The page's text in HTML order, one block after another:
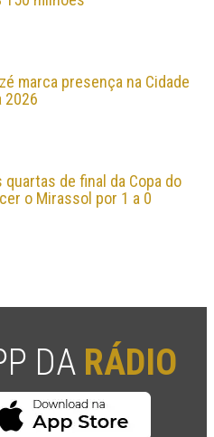
marca presença na Cidade
2026
quartas de final da Copa do
o Mirassol por 1 a 0
DA RÁDIO